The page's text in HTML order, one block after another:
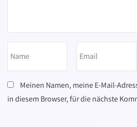
Meinen Namen, meine E-Mail-
in diesem Browser, für die nächste